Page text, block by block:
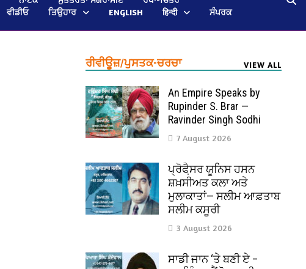
ਵੀਡੀਓ ਤਿਉਹਾਰ ENGLISH हिन्दी
ਸੰਪਰਕ
ਰੀਵੀਊਜ਼/ਪੁਸਤਕ-ਚਰਚਾ VIEW ALL
An Empire Speaks by
Rupinder S. Brar —
Ravinder Singh Sodhi
7 August 2026
ਪ੍ਰੋਫੈ਼ਸਰ ਯੂਨਿਸ ਹਸਨ
ਸ਼ਖ਼ਸੀਅਤ ਕਲਾ ਅਤੇ
ਮੁਲਾਕਾਤਾਂ— ਸਲੀਮ ਆਫ਼ਤਾਬ
ਸਲੀਮ ਕਸੂਰੀ
3 August 2026
ਸਾਡੀ ਜਾਨ ‘ਤੇ ਬਣੀ ਏ –